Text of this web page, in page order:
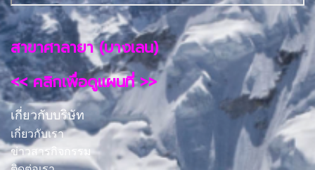
สาขาศาลายา (บางเลน)
<< คลิกเพื่อดูแผนที่ >>
เกี่ยวกับบริษัท
เกี่ยวกับเรา
ข่าวสารกิจกรรม